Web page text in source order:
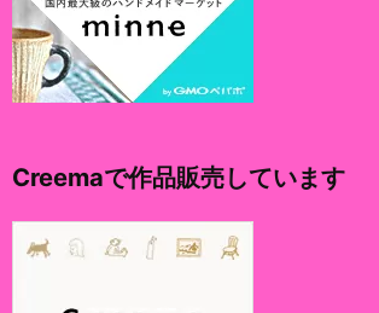
Creemaで作品販売しています